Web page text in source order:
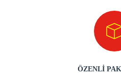
ÖZENLİ